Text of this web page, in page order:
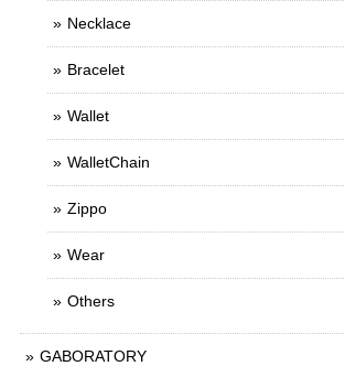
Necklace
Bracelet
Wallet
WalletChain
Zippo
Wear
Others
GABORATORY